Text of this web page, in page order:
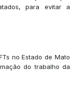
para evitar a
no Estado de Mato
do trabalho da